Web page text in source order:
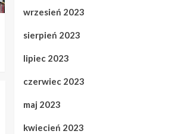
wrzesień 2023
sierpień 2023
lipiec 2023
czerwiec 2023
maj 2023
kwiecień 2023